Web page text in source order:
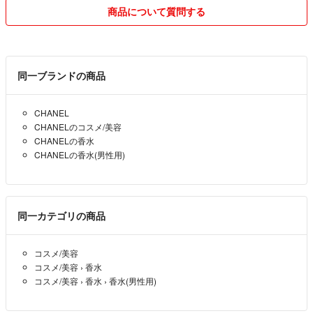
商品について質問する
同一ブランドの商品
CHANEL
CHANELのコスメ/美容
CHANELの香水
CHANELの香水(男性用)
同一カテゴリの商品
コスメ/美容
コスメ/美容 › 香水
コスメ/美容 › 香水 › 香水(男性用)